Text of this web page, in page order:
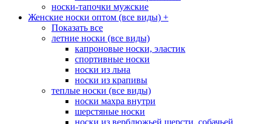
носки-тапочки мужские
Женские носки оптом (все виды) +
Показать все
летние носки (все виды)
капроновые носки, эластик
спортивные носки
носки из льна
носки из крапивы
теплые носки (все виды)
носки махра внутри
шерстяные носки
носки из верблюжьей шерсти, собачьей